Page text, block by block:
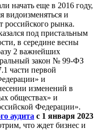
начать еще в 2016 году,
видоизменяться и
российского рынка.
под пристальным
в середине весны
2 важнейших
закон № 99-ФЗ
части первой
и
изменений в
обществах» и
Федерации».
аудита с 1 января 2023
что ждет бизнес и